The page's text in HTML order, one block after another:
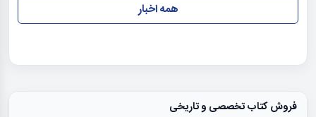
همه اخبار
فروش کتاب تخصصی و تاریخی